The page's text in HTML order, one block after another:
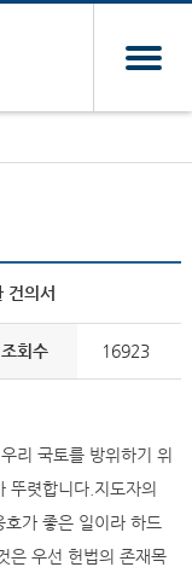
건의서
조회수 16923
리 국토를 방위하기 위
뚜렷합니다.지도자의
가 좋은 일이라 하드
은 우선 헌법의 존재목